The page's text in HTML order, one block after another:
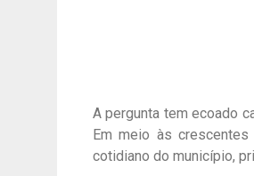
A pergunta tem ecoado
Em meio às
cotidiano do município,